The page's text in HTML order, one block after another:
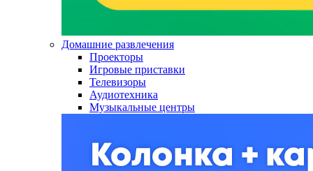
Домашние развлечения
Проекторы
Игровые приставки
Телевизоры
Аудиотехника
Музыкальные центры